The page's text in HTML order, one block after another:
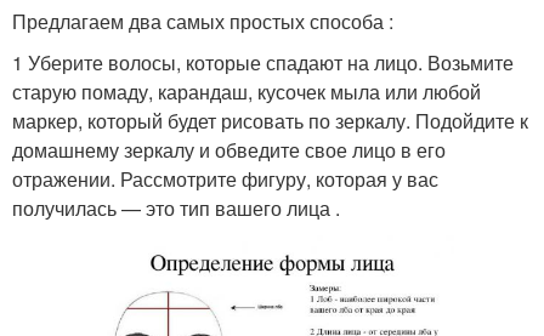
Предлагаем два самых простых способа :
1 Уберите волосы, которые спадают на лицо. Возьмите
старую помаду, карандаш, кусочек мыла или любой
маркер, который будет рисовать по зеркалу. Подойдите к
домашнему зеркалу и обведите свое лицо в его
отражении. Рассмотрите фигуру, которая у вас
получилась — это тип вашего лица .